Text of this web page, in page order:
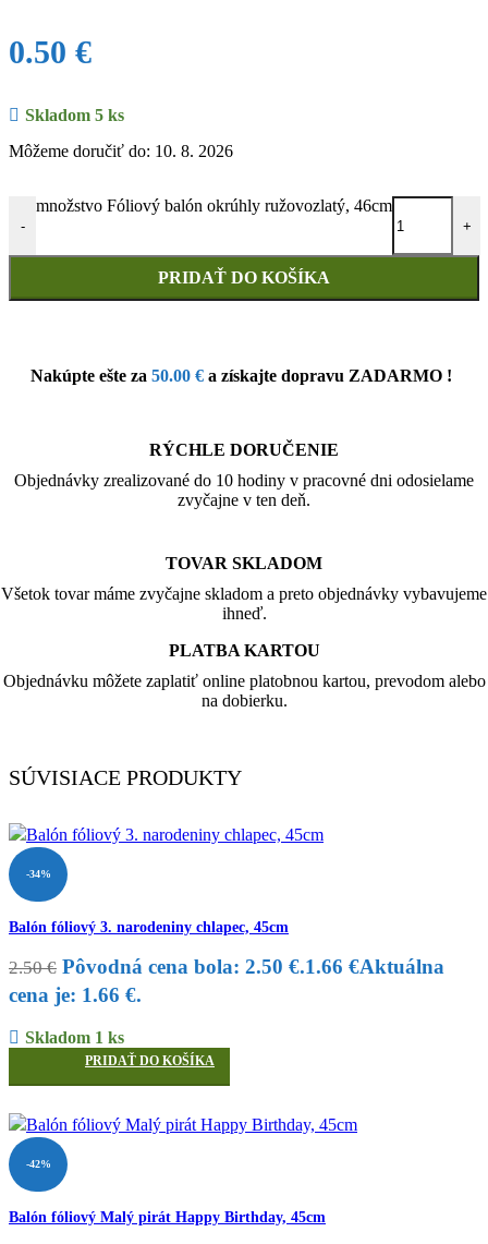
0.50 €
Skladom 5 ks
Môžeme doručiť do: 10. 8. 2026
-
množstvo Fóliový balón okrúhly ružovozlatý, 46cm
+
PRIDAŤ DO KOŠÍKA
Nakúpte ešte za 50.00 € a získajte dopravu ZADARMO !
RÝCHLE DORUČENIE
Objednávky zrealizované do 10 hodiny v pracovné dni odosielame
zvyčajne v ten deň.
TOVAR SKLADOM
Všetok tovar máme zvyčajne skladom a preto objednávky vybavujeme
ihneď.
PLATBA KARTOU
Objednávku môžete zaplatiť online platobnou kartou, prevodom alebo
na dobierku.
SÚVISIACE PRODUKTY
-34%
Balón fóliový 3. narodeniny chlapec, 45cm
2.50€ Pôvodná cena bola: 2.50 €.1.66 €Aktuálna
cena je: 1.66 €.
Skladom 1 ks
PRIDAŤ DO KOŠÍKA
-42%
Balón fóliový Malý pirát Happy Birthday, 45cm